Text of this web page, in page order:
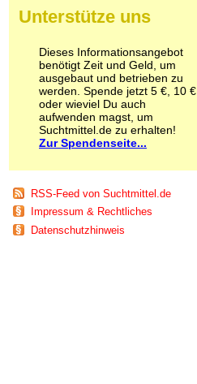
Nikotin
Opium
Poppers
Psychopharmaka
Schlafmittel
Schmerzmittel
Schnüffelstoffe
Spice
Sucht / Süchte
Co-Abhängigkeit
Computersucht
Ess-Brechsucht
Unterstütze uns
Dieses Informationsangebot
benötigt Zeit und Geld, um
ausgebaut und betrieben zu
werden. Spende jetzt 5 €, 10 €
oder wieviel Du auch
aufwenden magst, um
Suchtmittel.de zu erhalten!
Zur Spendenseite...
RSS-Feed von Suchtmittel.de
Impressum & Rechtliches
Datenschutzhinweis